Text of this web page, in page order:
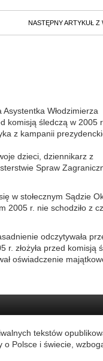
NASTĘPNY ARTYKUŁ Z
Włodzimierza
komisją śledczą w 2005 r.
z kampanii
dzieci, dziennikarz z
Spraw
w stołecznym Sądzie
2005 r. nie schodziło z
odczytywała
złożyła przed komisją
oświadczenie
tekstów
o Polsce i świecie,